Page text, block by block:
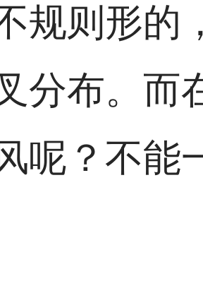
规则形的
分布。而
呢？不能